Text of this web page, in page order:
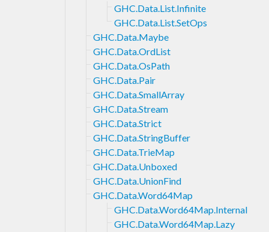
GHC.Data.List.Infinite
GHC.Data.List.SetOps
GHC.Data.Maybe
GHC.Data.OrdList
GHC.Data.OsPath
GHC.Data.Pair
GHC.Data.SmallArray
GHC.Data.Stream
GHC.Data.Strict
GHC.Data.StringBuffer
GHC.Data.TrieMap
GHC.Data.Unboxed
GHC.Data.UnionFind
GHC.Data.Word64Map
GHC.Data.Word64Map.Internal
GHC.Data.Word64Map.Lazy